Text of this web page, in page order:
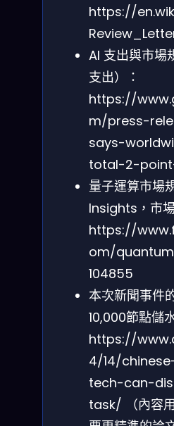
https://
AI 支出與市
支出）：
https://
m/press-
says-
total-2-
量子運算市場
Insights，市
https://
om/
104855
本次新聞事件
10,000節點儲
https://
4/14/
tech-can-
task/ （內容